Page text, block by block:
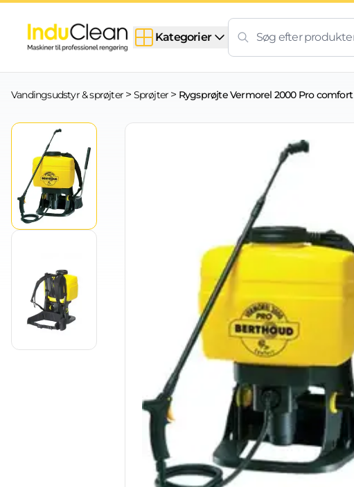
Skip to content
Kategorier
Vandingsudstyr & sprøjter > Sprøjter > Rygsprøjte Vermorel 2000 Pro comfort